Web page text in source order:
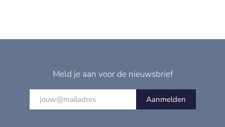
Meld je aan voor de nieuwsbrief
Aanmelden